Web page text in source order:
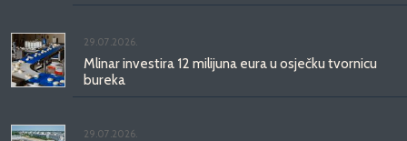
29.07.2026.
Mlinar investira 12 milijuna eura u osječku tvornicu
bureka
29.07.2026.